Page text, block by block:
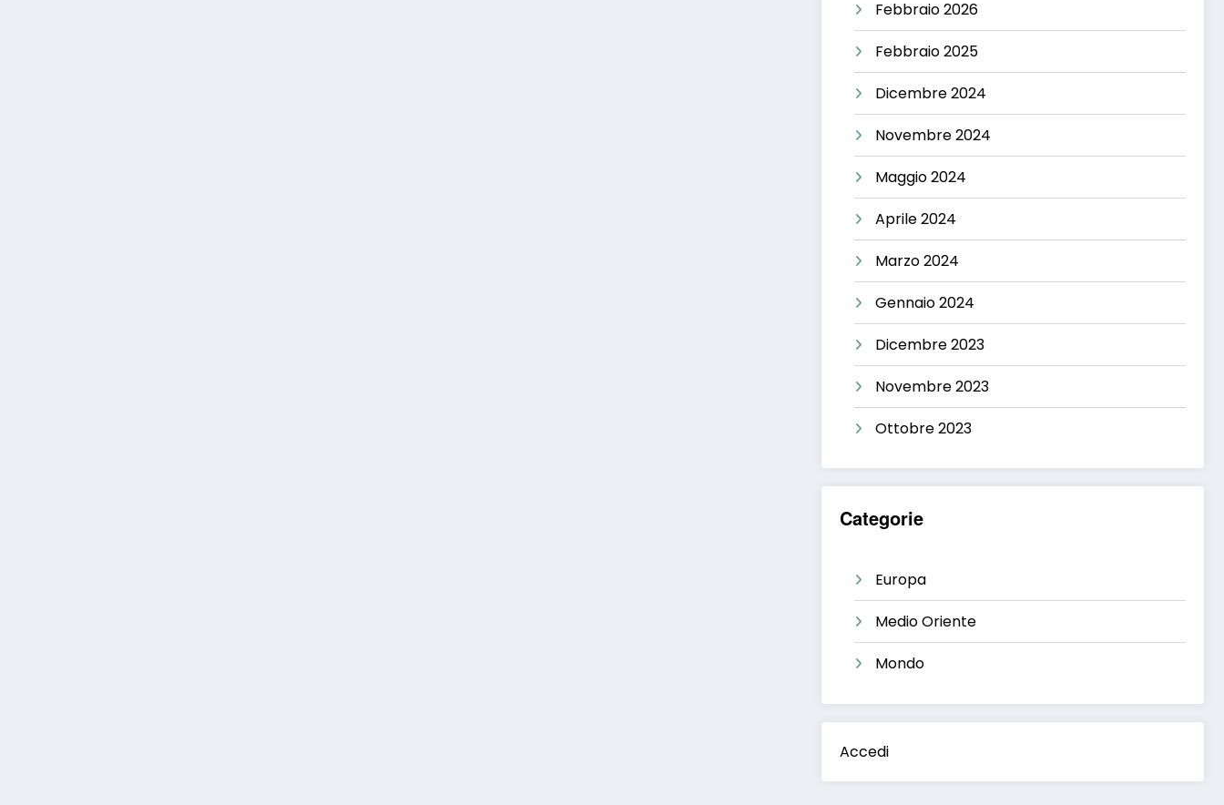
Febbraio 2026
Febbraio 2025
Dicembre 2024
Novembre 2024
Maggio 2024
Aprile 2024
Marzo 2024
Gennaio 2024
Dicembre 2023
Novembre 2023
Ottobre 2023
Categorie
Europa
Medio Oriente
Mondo
Accedi